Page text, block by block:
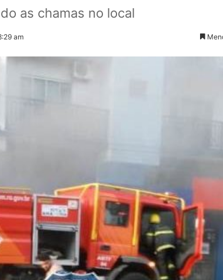
as chamas no local
am